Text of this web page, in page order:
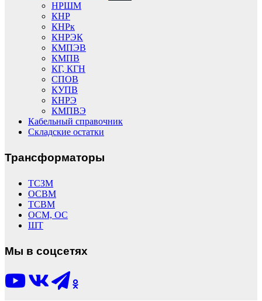
НРШМ
КНР
КНРк
КНРЭК
КМПЭВ
КМПВ
КГ, КГН
СПОВ
КУПВ
КНРЭ
КМПВЭ
Кабельный справочник
Складские остатки
Трансформаторы
ТСЗМ
ОСВМ
ТСВМ
ОСМ, ОС
ШТ
Мы в соцсетях